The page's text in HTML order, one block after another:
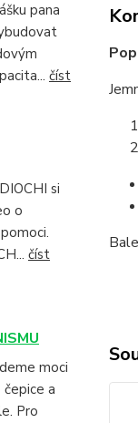
pana
číst
si
o
číst
moci
čepice a
Pro